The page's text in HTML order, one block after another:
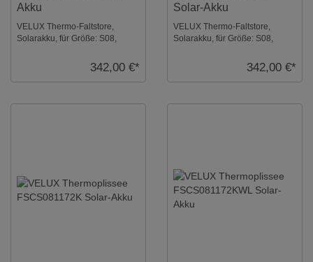
Akku
VELUX Thermo-Faltstore,
Solarakku, für Größe: S08,
342,00 €*
Solar-Akku
VELUX Thermo-Faltstore,
Solarakku, für Größe: S08,
Schiene, io-homecontr ...342,00 €*